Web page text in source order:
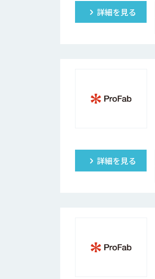
詳細を見る
詳細を見る